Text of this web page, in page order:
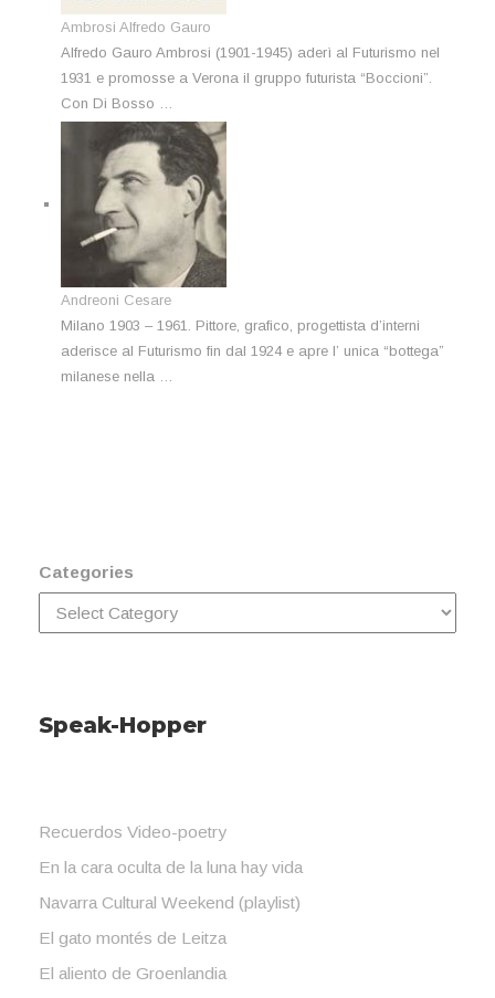
Ambrosi Alfredo Gauro
Alfredo Gauro Ambrosi (1901-1945) aderì al Futurismo nel
1931 e promosse a Verona il gruppo futurista “Boccioni”.
Con Di Bosso …
Andreoni Cesare
Milano 1903 – 1961. Pittore, grafico, progettista d’interni
aderisce al Futurismo fin dal 1924 e apre l’ unica “bottega”
milanese nella …
Categories
Speak-Hopper
Recuerdos Video-poetry
En la cara oculta de la luna hay vida
Navarra Cultural Weekend (playlist)
El gato montés de Leitza
El aliento de Groenlandia